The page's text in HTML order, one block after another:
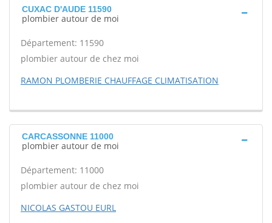
CUXAC D'AUDE 11590
plombier autour de moi
Département: 11590
plombier autour de chez moi
RAMON PLOMBERIE CHAUFFAGE CLIMATISATION
CARCASSONNE 11000
plombier autour de moi
Département: 11000
plombier autour de chez moi
NICOLAS GASTOU EURL